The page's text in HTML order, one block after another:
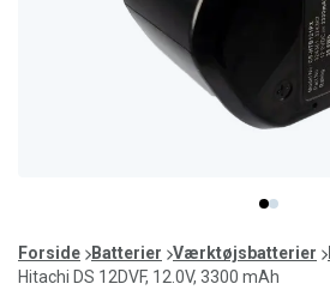
item
0
item
1
of
2
Forside Batterier Værktøjsbatterier
Hitachi DS 12DVF, 12.0V, 3300 mAh